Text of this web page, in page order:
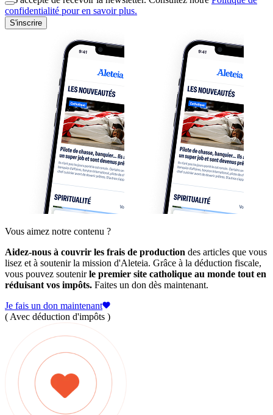
confidentialité pour en savoir plus.
S'inscrire
Vous aimez notre contenu ?
Aidez-nous à couvrir les frais de production des articles que vous
lisez et à soutenir la mission d'Aleteia. Grâce à la déduction fiscale,
vous pouvez soutenirle premier site catholique au monde tout en
réduisant vos impôts. Faites un don dès maintenant.
Je fais un don maintenant
( Avec déduction d'impôts )